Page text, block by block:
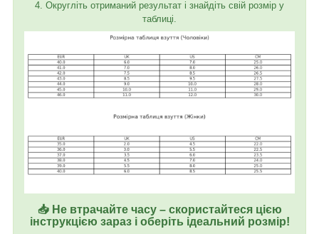
4. Округліть отриманий результат і знайдіть свій розмір у
таблиці.
📥 Не втрачайте часу – скористайтеся цією
інструкцією зараз і оберіть ідеальний розмір!